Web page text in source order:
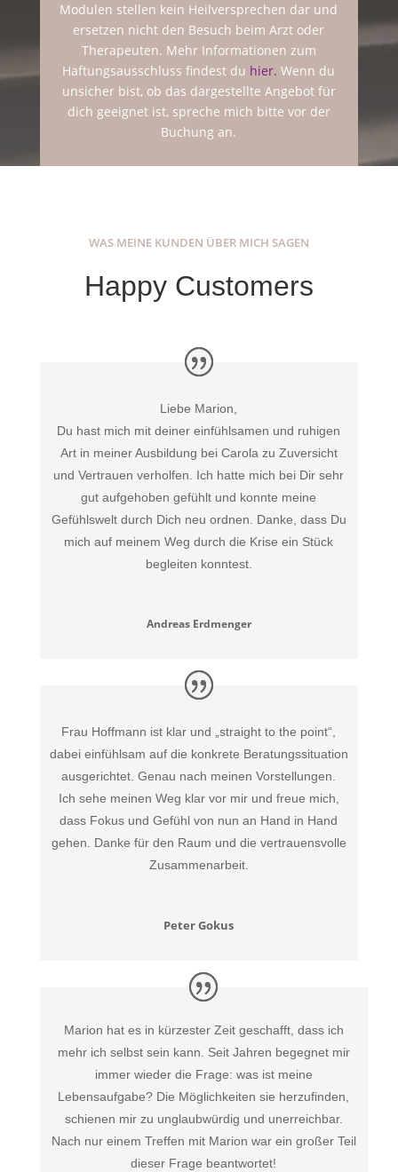
Modulen stellen kein Heilversprechen dar und
ersetzen nicht den Besuch beim Arzt oder
Therapeuten. Mehr Informationen zum
Haftungsausschluss findest du hier. Wenn du
unsicher bist, ob das dargestellte Angebot für
dich geeignet ist, spreche mich bitte vor der
Buchung an.
WAS MEINE KUNDEN ÜBER MICH SAGEN
Happy Customers
Liebe Marion,
Du hast mich mit deiner einfühlsamen und ruhigen
Art in meiner Ausbildung bei Carola zu Zuversicht
und Vertrauen verholfen. Ich hatte mich bei Dir sehr
gut aufgehoben gefühlt und konnte meine
Gefühlswelt durch Dich neu ordnen. Danke, dass Du
mich auf meinem Weg durch die Krise ein Stück
begleiten konntest.
Andreas Erdmenger
Frau Hoffmann ist klar und „straight to the point“,
dabei einfühlsam auf die konkrete Beratungssituation
ausgerichtet. Genau nach meinen Vorstellungen.
Ich sehe meinen Weg klar vor mir und freue mich,
dass Fokus und Gefühl von nun an Hand in Hand
gehen. Danke für den Raum und die vertrauensvolle
Zusammenarbeit.
Peter Gokus
Marion hat es in kürzester Zeit geschafft, dass ich
mehr ich selbst sein kann. Seit Jahren begegnet mir
immer wieder die Frage: was ist meine
Lebensaufgabe? Die Möglichkeiten sie herzufinden,
schienen mir zu unglaubwürdig und unerreichbar.
Nach nur einem Treffen mit Marion war ein großer Teil
dieser Frage beantwortet!